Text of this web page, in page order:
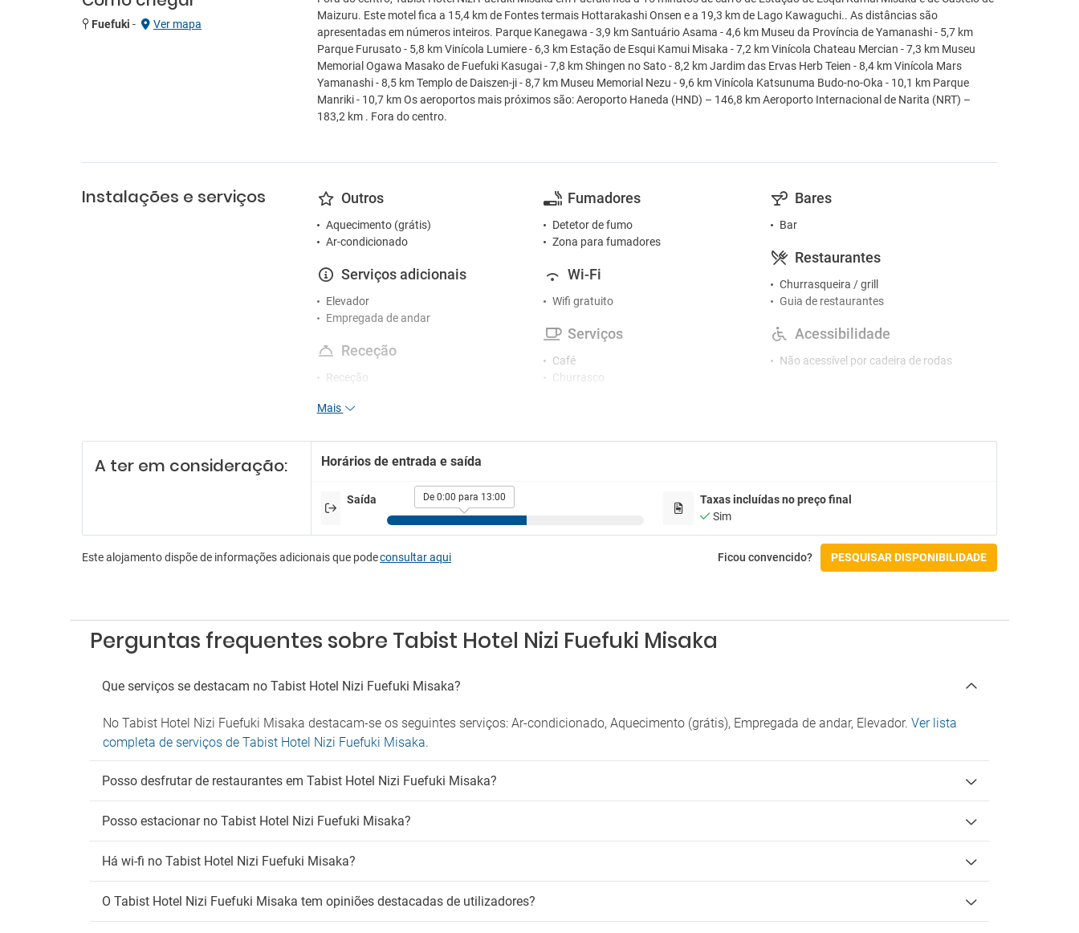
Fuefuki - Ver mapa
Maizuru. Este motel fica a 15,4 km de Fontes termais Hottarakashi Onsen e a 19,3 km de Lago Kawaguchi.. As distâncias são
apresentadas em números inteiros. Parque Kanegawa - 3,9 km Santuário Asama - 4,6 km Museu da Província de Yamanashi - 5,7 km
Parque Furusato - 5,8 km Vinícola Lumiere - 6,3 km Estação de Esqui Kamui Misaka - 7,2 km Vinícola Chateau Mercian - 7,3 km Museu
Memorial Ogawa Masako de Fuefuki Kasugai - 7,8 km Shingen no Sato - 8,2 km Jardim das Ervas Herb Teien - 8,4 km Vinícola Mars
Yamanashi - 8,5 km Templo de Daiszen-ji - 8,7 km Museu Memorial Nezu - 9,6 km Vinícola Katsunuma Budo-no-Oka - 10,1 km Parque
Manriki - 10,7 km Os aeroportos mais próximos são: Aeroporto Haneda (HND) – 146,8 km Aeroporto Internacional de Narita (NRT) –
183,2 km . Fora do centro.
Instalações e serviços Outros
Aquecimento (grátis)
Ar-condicionado
Serviços adicionais
Elevador
Empregada de andar
Receção
Receção
Estacionamento
Parque de estacionamento próximo
Fumadores
Detetor de fumo
Zona para fumadores
Wi-Fi
Wifi gratuito
Serviços
Café
Churrasco
Secador
Bares
Bar
Restaurantes
Churrasqueira / grill
Guia de restaurantes
Acessibilidade
Não acessível por cadeira de rodas
Mais
A ter em consideração: Horários de entrada e saída
Saída De 0:00 para 13:00
Taxas incluídas no preço final
Sim
Este alojamento dispõe de informações adicionais que podeconsultar aqui Ficou convencido? PESQUISAR DISPONIBILIDADE
Perguntas frequentes sobre Tabist Hotel Nizi Fuefuki Misaka
Que serviços se destacam no Tabist Hotel Nizi Fuefuki Misaka?
No Tabist Hotel Nizi Fuefuki Misaka destacam-se os seguintes serviços: Ar-condicionado, Aquecimento (grátis), Empregada de andar, Elevador. Ver lista
completa de serviços de Tabist Hotel Nizi Fuefuki Misaka.
Posso desfrutar de restaurantes em Tabist Hotel Nizi Fuefuki Misaka?
Posso estacionar no Tabist Hotel Nizi Fuefuki Misaka?
Há wi-fi no Tabist Hotel Nizi Fuefuki Misaka?
O Tabist Hotel Nizi Fuefuki Misaka tem opiniões destacadas de utilizadores?